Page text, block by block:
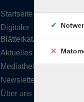
Startseite
Digitaler
Blätterkatalog
Aktuelles
Mediathek
Newsletter
Über uns